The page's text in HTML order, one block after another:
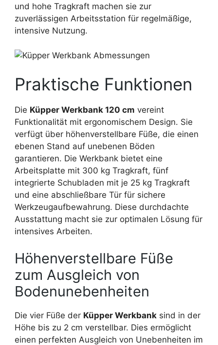
und hohe Tragkraft machen sie zur
zuverlässigen Arbeitsstation für regelmäßige,
intensive Nutzung.
Praktische Funktionen
Die Küpper Werkbank 120 cm vereint
Funktionalität mit ergonomischem Design. Sie
verfügt über höhenverstellbare Füße, die einen
ebenen Stand auf unebenen Böden
garantieren. Die Werkbank bietet eine
Arbeitsplatte mit 300 kg Tragkraft, fünf
integrierte Schubladen mit je 25 kg Tragkraft
und eine abschließbare Tür für sichere
Werkzeugaufbewahrung. Diese durchdachte
Ausstattung macht sie zur optimalen Lösung für
intensives Arbeiten.
Höhenverstellbare Füße
zum Ausgleich von
Bodenunebenheiten
Die vier Füße der Küpper Werkbank sind in der
Höhe bis zu 2 cm verstellbar. Dies ermöglicht
einen perfekten Ausgleich von Unebenheiten im